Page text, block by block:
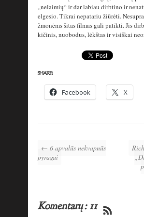
„nelaimių“ ir dar labiau dirbtino ir
elgesio. Tikrai nepatariu žiūrėti.
žmonėms šitas filmas gali patikti. Jis
kičinis, nuobodus, lėkštas ir visiškai
SHARE:
Facebook X
← 6 apvalūs nekvapnūs
pyragai
Komentarų: 11